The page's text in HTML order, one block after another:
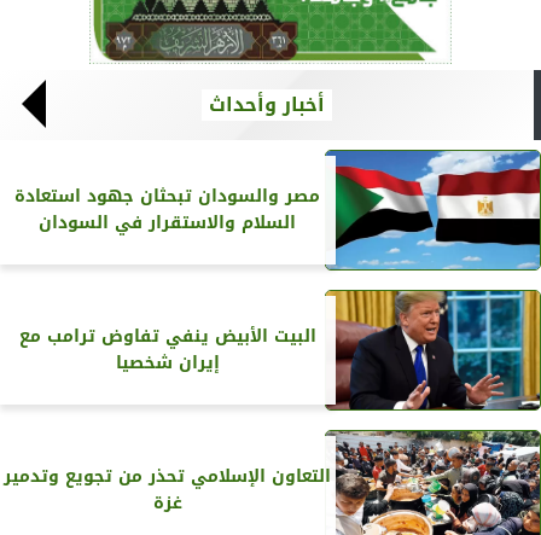
أخبار وأحداث
مصر والسودان تبحثان جهود استعادة
السلام والاستقرار في السودان
البيت الأبيض ينفي تفاوض ترامب مع
إيران شخصيا
التعاون الإسلامي تحذر من تجويع وتدمير
غزة